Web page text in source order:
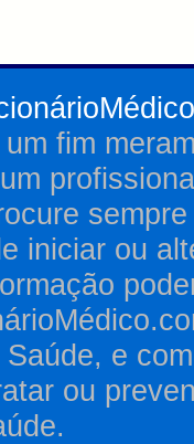
fim
iniciar ou
e
ou